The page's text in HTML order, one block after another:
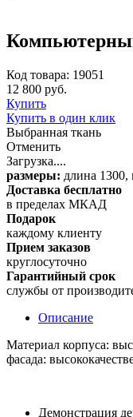
Код товара: 19051
12 800 руб.
Купить
Купить в один клик
Выбранная ткань
Отменить
Загрузка....
размеры: длина 1300,
Доставка бесплатно
в пределах МКАД
Подарок
каждому клиенту
Прием заказов
круглосуточно
Гарантийный срок
службы от
Описание
Материал корпуса:
фасада:
Демонстрация